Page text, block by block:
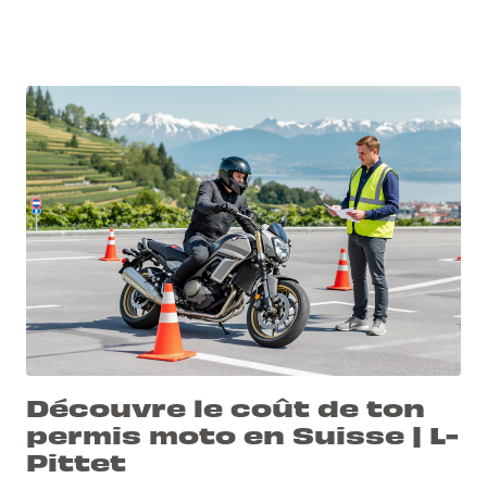
Découvre le coût de ton
permis moto en Suisse | L-
Pittet